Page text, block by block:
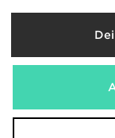
Wir